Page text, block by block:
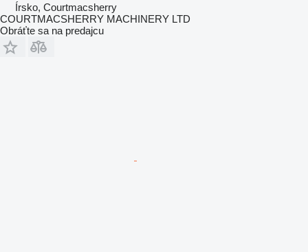
Írsko, Courtmacsherry
COURTMACSHERRY MACHINERY LTD
Obráťte sa na predajcu